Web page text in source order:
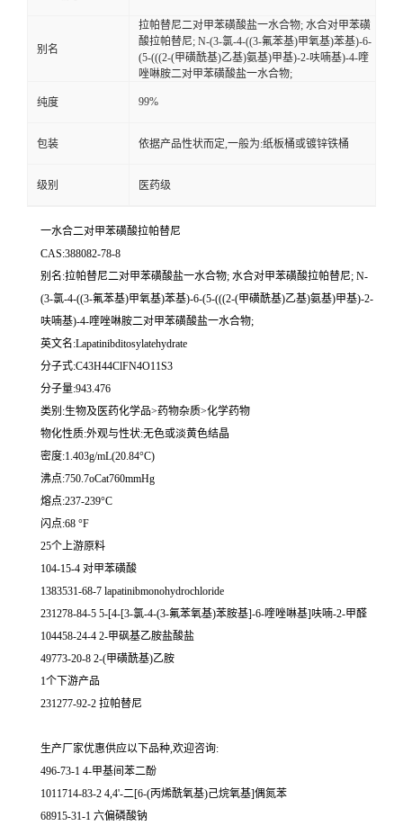
别名
拉帕替尼二对甲苯磺酸盐一水合物; 水合对甲苯磺
酸拉帕替尼; N-(3-氯-4-((3-氟苯基)甲氧基)苯基)-6-
(5-(((2-(甲磺酰基)乙基)氨基)甲基)-2-呋喃基)-4-喹
唑啉胺二对甲苯磺酸盐一水合物;
纯度 99%
包装 依据产品性状而定,一般为:纸板桶或镀锌铁桶
级别 医药级
一水合二对甲苯磺酸拉帕替尼
CAS:388082-78-8
别名:拉帕替尼二对甲苯磺酸盐一水合物; 水合对甲苯磺酸拉帕替尼; N-
(3-氯-4-((3-氟苯基)甲氧基)苯基)-6-(5-(((2-(甲磺酰基)乙基)氨基)甲基)-2-
呋喃基)-4-喹唑啉胺二对甲苯磺酸盐一水合物;
英文名:Lapatinibditosylatehydrate
分子式:C43H44ClFN4O11S3
分子量:943.476
类别:生物及医药化学品>药物杂质>化学药物
物化性质:外观与性状:无色或淡黄色结晶
密度:1.403g/mL(20.84°C)
沸点:750.7oCat760mmHg
熔点:237-239°C
闪点:68 °F
25个上游原料
104-15-4 对甲苯磺酸
1383531-68-7 lapatinibmonohydrochloride
231278-84-5 5-[4-[3-氯-4-(3-氟苯氧基)苯胺基]-6-喹唑啉基]呋喃-2-甲醛
104458-24-4 2-甲砜基乙胺盐酸盐
49773-20-8 2-(甲磺酰基)乙胺
1个下游产品
231277-92-2 拉帕替尼
生产厂家优惠供应以下品种,欢迎咨询:
496-73-1 4-甲基间苯二酚
1011714-83-2 4,4'-二[6-(丙烯酰氧基)己烷氧基]偶氮苯
68915-31-1 六偏磷酸钠